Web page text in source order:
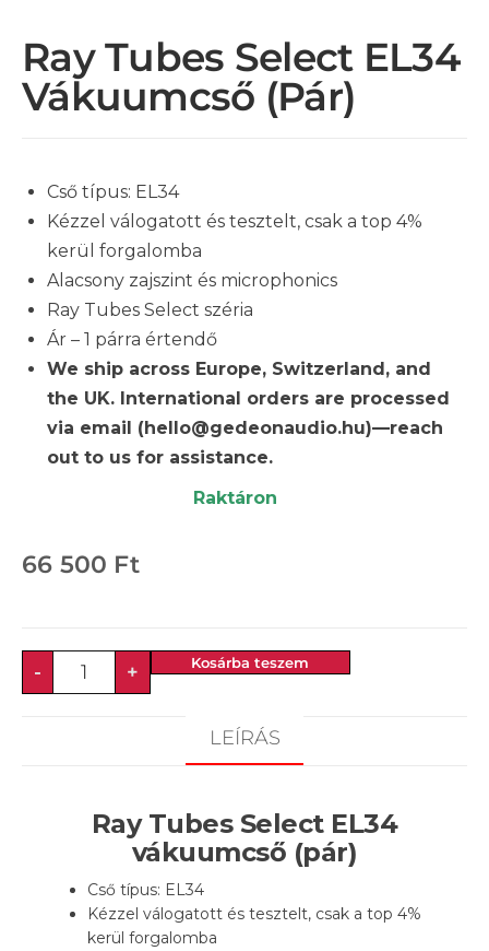
Ray Tubes Select EL34
Vákuumcső (pár)
Cső típus: EL34
Kézzel válogatott és tesztelt, csak a top 4%
kerül forgalomba
Alacsony zajszint és microphonics
Ray Tubes Select széria
Ár – 1 párra értendő
We ship across Europe, Switzerland, and
the UK. International orders are processed
via email (hello@gedeonaudio.hu)—reach
out to us for assistance.
Raktáron
66 500 Ft
- + Kosárba teszem
LEÍRÁS
Ray Tubes Select EL34
vákuumcső (pár)
Cső típus: EL34
Kézzel válogatott és tesztelt, csak a top 4%
kerül forgalomba